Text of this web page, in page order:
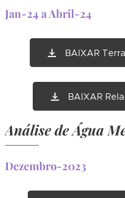
Jan-24 a Abril-24
BAIXAR
BAIXAR
Análise de Água
Dezembro-2023